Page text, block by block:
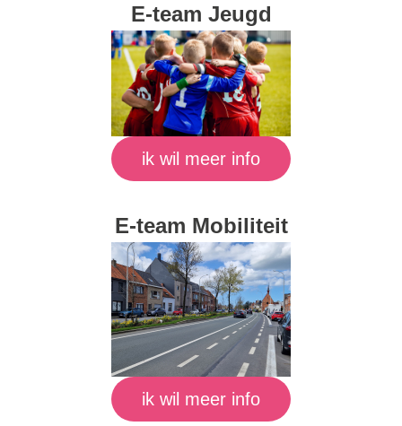
E-team Jeugd
ik wil meer info
E-team Mobiliteit
ik wil meer info